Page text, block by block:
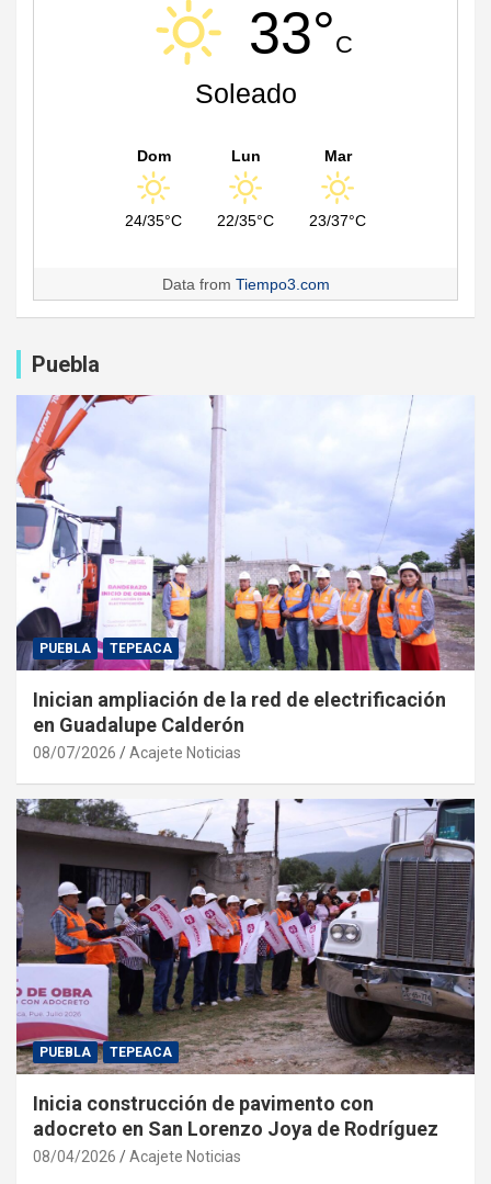
33°C
Soleado
Dom
24/35°C
Lun
22/35°C
Mar
23/37°C
Data from Tiempo3.com
Puebla
PUEBLA TEPEACA
Inician ampliación de la red de electrificación
en Guadalupe Calderón
08/07/2026 Acajete Noticias
PUEBLA TEPEACA
Inicia construcción de pavimento con
adocreto en San Lorenzo Joya de Rodríguez
08/04/2026 Acajete Noticias